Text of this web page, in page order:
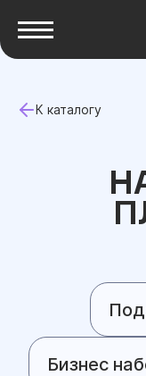
К каталогу
Бизнес